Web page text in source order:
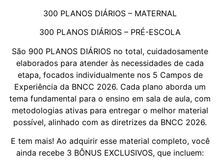
300 PLANOS DIÁRIOS – MATERNAL
300 PLANOS DIÁRIOS – PRÉ-ESCOLA
São 900 PLANOS DIÁRIOS no total, cuidadosamente
elaborados para atender às necessidades de cada
etapa, focados individualmente nos 5 Campos de
Experiência da BNCC 2026. Cada plano aborda um
tema fundamental para o ensino em sala de aula, com
metodologias ativas para entregar o melhor material
possível, alinhado com as diretrizes da BNCC 2026.
E tem mais! Ao adquirir esse material completo, você
ainda recebe 3 BÔNUS EXCLUSIVOS, que incluem: